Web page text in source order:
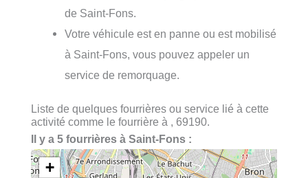
de Saint-Fons.
Votre véhicule est en panne ou est mobilisé
à Saint-Fons, vous pouvez appeler un
service de remorquage.
Liste de quelques fourrières ou service lié à cette
activité comme le fourrière à , 69190.
Il y a 5 fourrières à Saint-Fons :
+